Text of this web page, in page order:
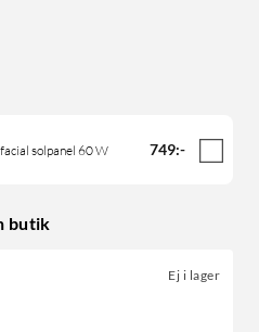
solpanel 60 W 749:-
butik
Ej i lager